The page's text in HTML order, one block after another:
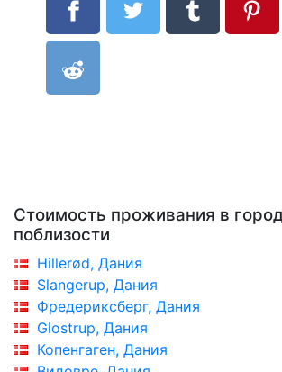
Стоимость проживания в
поблизости
Hillerød, Дания
Slangerup, Дания
Фредериксберг, Дания
Glostrup, Дания
Копенгаген, Дания